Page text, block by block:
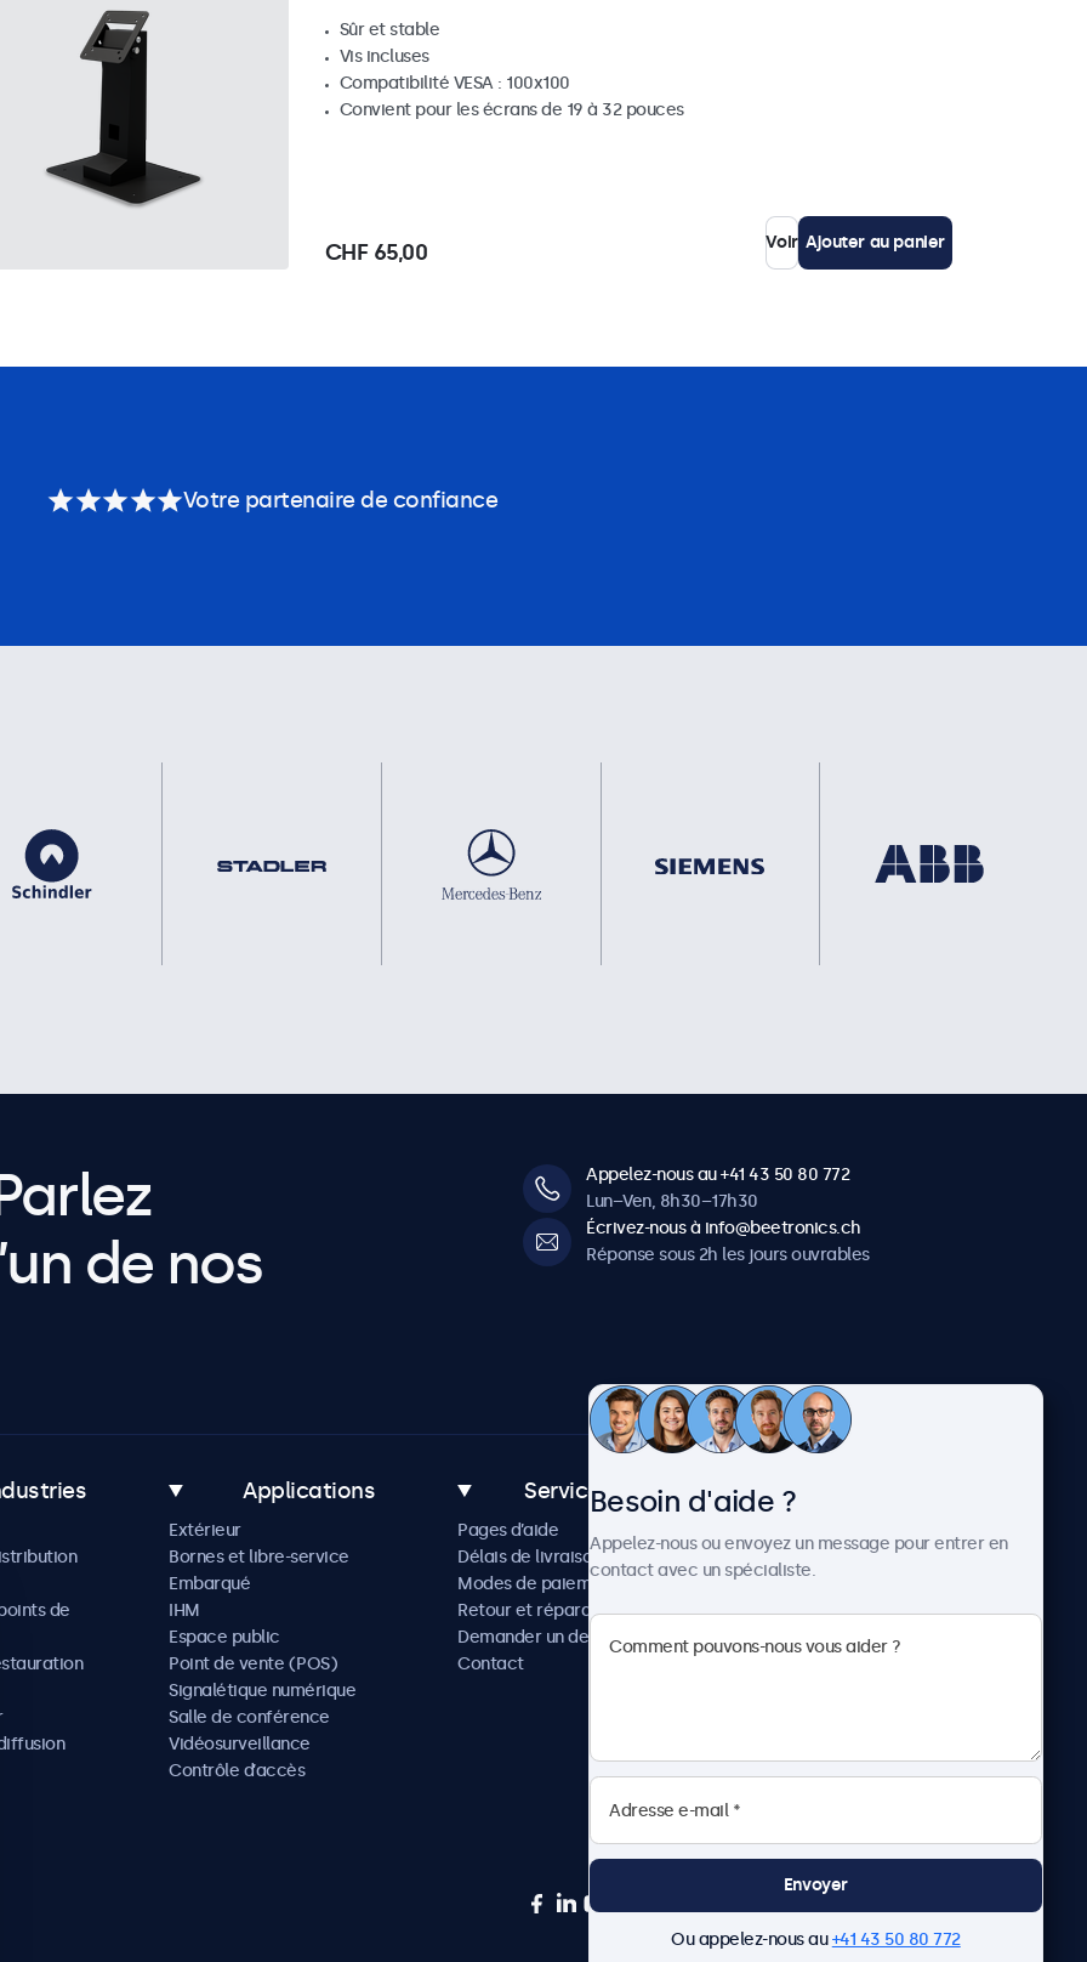
Sûr et stable
Vis incluses
Compatibilité VESA : 100x100
Convient pour les écrans de 19 à 32 pouces
CHF 65,00 Voir Ajouter au panier
Votre partenaire de confiance
de nos
Appelez-nous au +41 43 50 80 772
Lun–Ven, 8h30–17h30
Écrivez-nous à info@beetronics.ch
Réponse sous 2h les jours ouvrables
de
Applications
Extérieur
Bornes et libre-service
Embarqué
IHM
Espace public
Point de vente (POS)
Signalétique numérique
Salle de conférence
Vidéosurveillance
Contrôle d’accès
Service client
Pages d’aide
Délais de livraison
Modes de paiement
Retour et réparation
Demander un devis
Contact
Actualités et mises à jour
Carrière
Conditions de vente
Besoin d'aide ?
Appelez-nous ou envoyez un message pour entrer en
contact avec un spécialiste.
Envoyer
Ou appelez-nous au+41 43 50 80 772